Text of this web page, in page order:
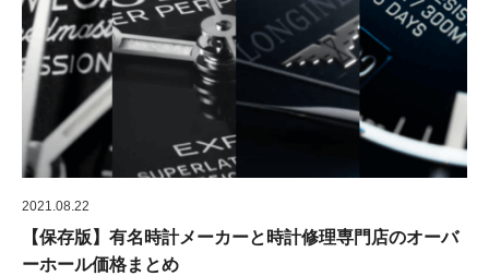
2021.08.22
【保存版】有名時計メーカーと時計修理専門店のオーバ
ーホール価格まとめ